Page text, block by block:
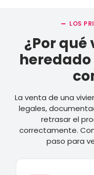
LOS
¿Por qué
La venta de una
legales,
retrasar el
correctamente.
paso para